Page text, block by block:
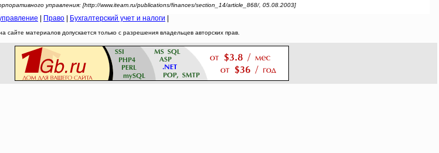
управления: [http://www.iteam.ru/publications/finances/section_14/article_868/, 05.08.2003]
Право Бухгалтерский учет и налоги
материалов допускается только с разрешения владельцев авторских прав.